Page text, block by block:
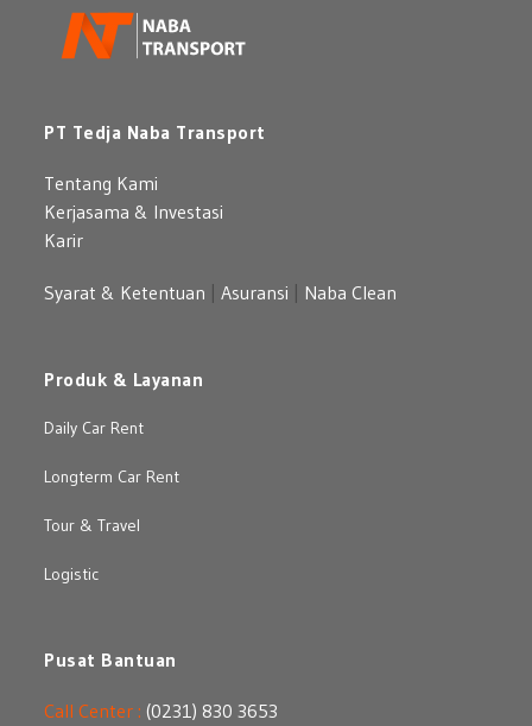
yang
Berkelas
PT Tedja Naba Transport
Tentang Kami
Kerjasama & Investasi
Karir
Syarat & Ketentuan |Asuransi Naba Clean
Produk & Layanan
Daily Car Rent
Longterm Car Rent
Tour & Travel
Logistic
Pusat Bantuan
Call Center : (0231) 830 3653